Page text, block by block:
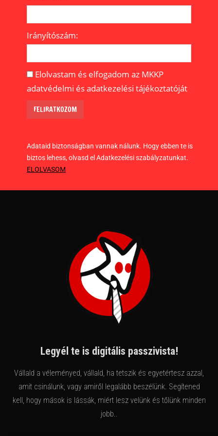
Irányítószám:
Elolvastam és elfogadom az MKKP
adatvédelmi és adatkezelési tájékoztatóját
Adataid biztonságban vannak nálunk. Hogy ebben te is
biztos lehess, olvasd el Adatkezelési szabályzatunkat.
ELOLVASOM
Legyél te is digitális passzivista!
Vállald a véleményed, vállald, ha tetszik és egyetértesz azzal,
amit csinálunk, vagy amiről legalább beszélünk. Segítened
kell, hogy mások is lássák, miért lesz velünk és tőlünk minden
jobb..